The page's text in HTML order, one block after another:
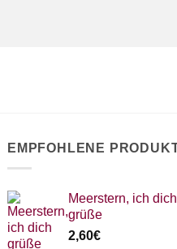
EMPFOHLENE
Meerstern, ich dich
grüße
2,60€